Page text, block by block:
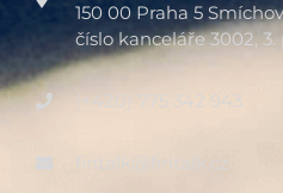
150 00 Praha 5 Smíchov
číslo kanceláře 3002, 3.
(+420) 775 342 943
fintalk@fintalk.cz